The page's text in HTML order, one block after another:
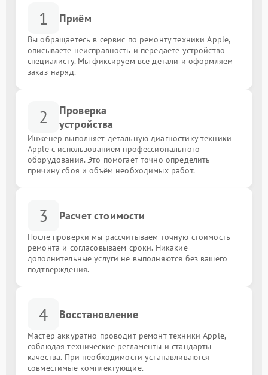
1 Приём
Вы обращаетесь в сервис по ремонту техники Apple,
описываете неисправность и передаёте устройство
специалисту. Мы фиксируем все детали и оформляем
заказ-наряд.
2
Проверка
устройства
Инженер выполняет детальную диагностику техники
Apple с использованием профессионального
оборудования. Это помогает точно определить
причину сбоя и объём необходимых работ.
3 Расчет стоимости
После проверки мы рассчитываем точную стоимость
ремонта и согласовываем сроки. Никакие
дополнительные услуги не выполняются без вашего
подтверждения.
4 Восстановление
Мастер аккуратно проводит ремонт техники Apple,
соблюдая технические регламенты и стандарты
качества. При необходимости устанавливаются
совместимые комплектующие.